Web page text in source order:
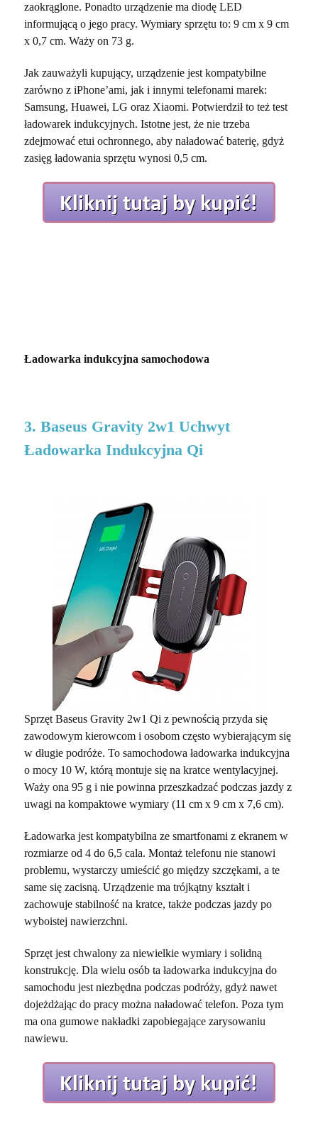
zaokrąglone. Ponadto urządzenie ma diodę LED
informującą o jego pracy. Wymiary sprzętu to: 9 cm x 9 cm
x 0,7 cm. Waży on 73 g.
Jak zauważyli kupujący, urządzenie jest kompatybilne
zarówno z iPhone’ami, jak i innymi telefonami marek:
Samsung, Huawei, LG oraz Xiaomi. Potwierdził to też test
ładowarek indukcyjnych. Istotne jest, że nie trzeba
zdejmować etui ochronnego, aby naładować baterię, gdyż
zasięg ładowania sprzętu wynosi 0,5 cm.
Ładowarka indukcyjna samochodowa
3. Baseus Gravity 2w1 Uchwyt
Ładowarka Indukcyjna Qi
Sprzęt Baseus Gravity 2w1 Qi z pewnością przyda się
zawodowym kierowcom i osobom często wybierającym się
w długie podróże. To samochodowa ładowarka indukcyjna
o mocy 10 W, którą montuje się na kratce wentylacyjnej.
Waży ona 95 g i nie powinna przeszkadzać podczas jazdy z
uwagi na kompaktowe wymiary (11 cm x 9 cm x 7,6 cm).
Ładowarka jest kompatybilna ze smartfonami z ekranem w
rozmiarze od 4 do 6,5 cala. Montaż telefonu nie stanowi
problemu, wystarczy umieścić go między szczękami, a te
same się zacisną. Urządzenie ma trójkątny kształt i
zachowuje stabilność na kratce, także podczas jazdy po
wyboistej nawierzchni.
Sprzęt jest chwalony za niewielkie wymiary i solidną
konstrukcję. Dla wielu osób ta ładowarka indukcyjna do
samochodu jest niezbędna podczas podróży, gdyż nawet
dojeżdżając do pracy można naładować telefon. Poza tym
ma ona gumowe nakładki zapobiegające zarysowaniu
nawiewu.